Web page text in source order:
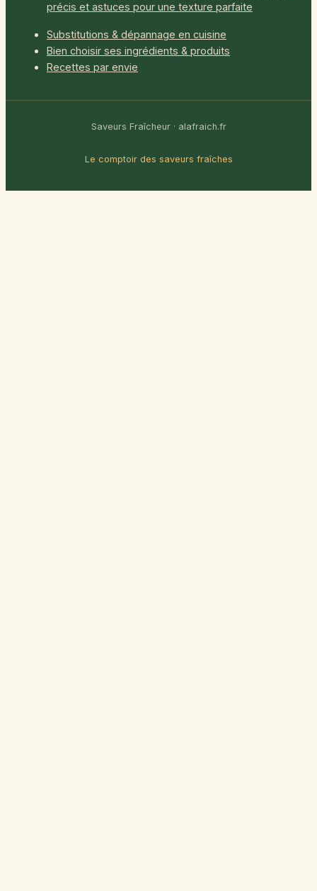
précis et astuces pour une texture parfaite
Substitutions & dépannage en cuisine
Bien choisir ses ingrédients & produits
Recettes par envie
Saveurs Fraîcheur · alafraich.fr
Le comptoir des saveurs fraîches